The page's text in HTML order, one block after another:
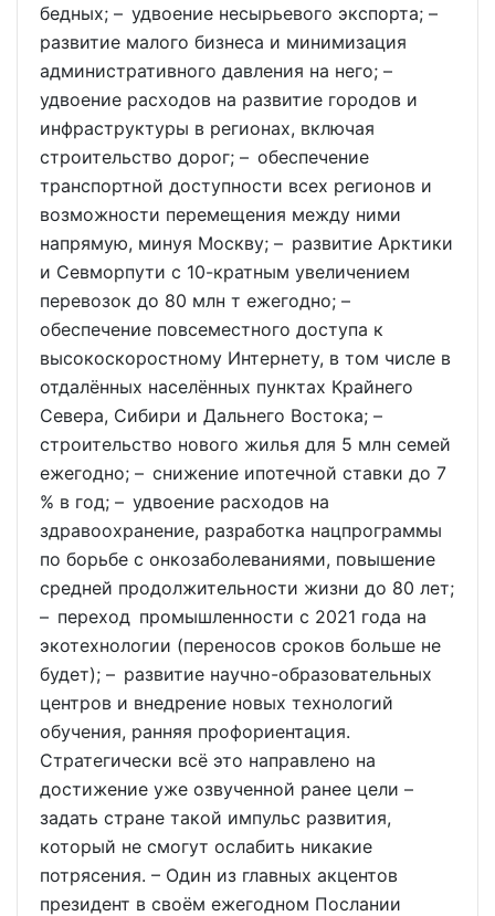
бедных; – удвоение несырьевого экспорта; –
развитие малого бизнеса и минимизация
административного давления на него; –
удвоение расходов на развитие городов и
инфраструктуры в регионах, включая
строительство дорог; – обеспечение
транспортной доступности всех регионов и
возможности перемещения между ними
напрямую, минуя Москву; – развитие Арктики
и Севморпути с 10-кратным увеличением
перевозок до 80 млн т ежегодно; –
обеспечение повсеместного доступа к
высокоскоростному Интернету, в том числе в
отдалённых населённых пунктах Крайнего
Севера, Сибири и Дальнего Востока; –
строительство нового жилья для 5 млн семей
ежегодно; – снижение ипотечной ставки до 7
% в год; – удвоение расходов на
здравоохранение, разработка нацпрограммы
по борьбе с онкозаболеваниями, повышение
средней продолжительности жизни до 80 лет;
– переход промышленности с 2021 года на
экотехнологии (переносов сроков больше не
будет); – развитие научно-образовательных
центров и внедрение новых технологий
обучения, ранняя профориентация.
Стратегически всё это направлено на
достижение уже озвученной ранее цели –
задать стране такой импульс развития,
который не смогут ослабить никакие
потрясения. – Один из главных акцентов
президент в своём ежегодном Послании